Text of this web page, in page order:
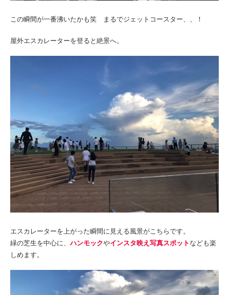
この瞬間が一番沸いたかも笑 まるでジェットコースター、、！
屋外エスカレーターを登ると絶景へ。
エスカレーターを上がった瞬間に見える風景がこちらです。
緑の芝生を中心に、 ハンモックやインスタ映え写真スポット なども楽
しめます。